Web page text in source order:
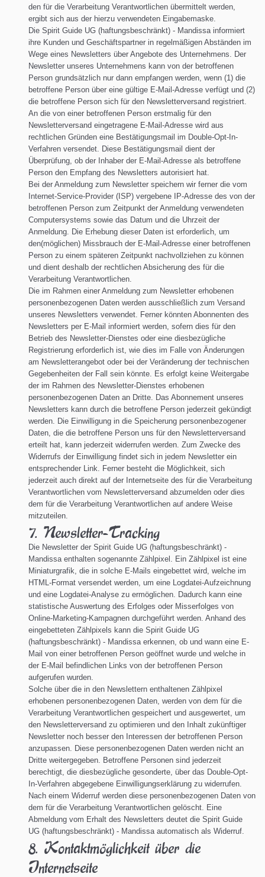
den für die Verarbeitung Verantwortlichen übermittelt werden,
ergibt sich aus der hierzu verwendeten Eingabemaske.
Die Spirit Guide UG (haftungsbeschränkt) - Mandissa informiert
ihre Kunden und Geschäftspartner in regelmäßigen Abständen im
Wege eines Newsletters über Angebote des Unternehmens. Der
Newsletter unseres Unternehmens kann von der betroffenen
Person grundsätzlich nur dann empfangen werden, wenn (1) die
betroffene Person über eine gültige E-Mail-Adresse verfügt und (2)
die betroffene Person sich für den Newsletterversand registriert.
An die von einer betroffenen Person erstmalig für den
Newsletterversand eingetragene E-Mail-Adresse wird aus
rechtlichen Gründen eine Bestätigungsmail im Double-Opt-In-
Verfahren versendet. Diese Bestätigungsmail dient der
Überprüfung, ob der Inhaber der E-Mail-Adresse als betroffene
Person den Empfang des Newsletters autorisiert hat.
Bei der Anmeldung zum Newsletter speichern wir ferner die vom
Internet-Service-Provider (ISP) vergebene IP-Adresse des von der
betroffenen Person zum Zeitpunkt der Anmeldung verwendeten
Computersystems sowie das Datum und die Uhrzeit der
Anmeldung. Die Erhebung dieser Daten ist erforderlich, um
den(möglichen) Missbrauch der E-Mail-Adresse einer betroffenen
Person zu einem späteren Zeitpunkt nachvollziehen zu können
und dient deshalb der rechtlichen Absicherung des für die
Verarbeitung Verantwortlichen.
Die im Rahmen einer Anmeldung zum Newsletter erhobenen
personenbezogenen Daten werden ausschließlich zum Versand
unseres Newsletters verwendet. Ferner könnten Abonnenten des
Newsletters per E-Mail informiert werden, sofern dies für den
Betrieb des Newsletter-Dienstes oder eine diesbezügliche
Registrierung erforderlich ist, wie dies im Falle von Änderungen
am Newsletterangebot oder bei der Veränderung der technischen
Gegebenheiten der Fall sein könnte. Es erfolgt keine Weitergabe
der im Rahmen des Newsletter-Dienstes erhobenen
personenbezogenen Daten an Dritte. Das Abonnement unseres
Newsletters kann durch die betroffene Person jederzeit gekündigt
werden. Die Einwilligung in die Speicherung personenbezogener
Daten, die die betroffene Person uns für den Newsletterversand
erteilt hat, kann jederzeit widerrufen werden. Zum Zwecke des
Widerrufs der Einwilligung findet sich in jedem Newsletter ein
entsprechender Link. Ferner besteht die Möglichkeit, sich
jederzeit auch direkt auf der Internetseite des für die Verarbeitung
Verantwortlichen vom Newsletterversand abzumelden oder dies
dem für die Verarbeitung Verantwortlichen auf andere Weise
mitzuteilen.
7. Newsletter-Tracking
Die Newsletter der Spirit Guide UG (haftungsbeschränkt) -
Mandissa enthalten sogenannte Zählpixel. Ein Zählpixel ist eine
Miniaturgrafik, die in solche E-Mails eingebettet wird, welche im
HTML-Format versendet werden, um eine Logdatei-Aufzeichnung
und eine Logdatei-Analyse zu ermöglichen. Dadurch kann eine
statistische Auswertung des Erfolges oder Misserfolges von
Online-Marketing-Kampagnen durchgeführt werden. Anhand des
eingebetteten Zählpixels kann die Spirit Guide UG
(haftungsbeschränkt) - Mandissa erkennen, ob und wann eine E-
Mail von einer betroffenen Person geöffnet wurde und welche in
der E-Mail befindlichen Links von der betroffenen Person
aufgerufen wurden.
Solche über die in den Newslettern enthaltenen Zählpixel
erhobenen personenbezogenen Daten, werden von dem für die
Verarbeitung Verantwortlichen gespeichert und ausgewertet, um
den Newsletterversand zu optimieren und den Inhalt zukünftiger
Newsletter noch besser den Interessen der betroffenen Person
anzupassen. Diese personenbezogenen Daten werden nicht an
Dritte weitergegeben. Betroffene Personen sind jederzeit
berechtigt, die diesbezügliche gesonderte, über das Double-Opt-
In-Verfahren abgegebene Einwilligungserklärung zu widerrufen.
Nach einem Widerruf werden diese personenbezogenen Daten von
dem für die Verarbeitung Verantwortlichen gelöscht. Eine
Abmeldung vom Erhalt des Newsletters deutet die Spirit Guide
UG (haftungsbeschränkt) - Mandissa automatisch als Widerruf.
8. Kontaktmöglichkeit über die
Internetseite